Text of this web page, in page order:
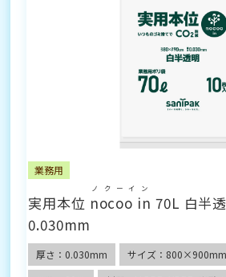
業務用
実用本位 nocoo in
ノクーイン
70L 白半
0.030mm
厚さ：0.030mm サイズ：800×900mm